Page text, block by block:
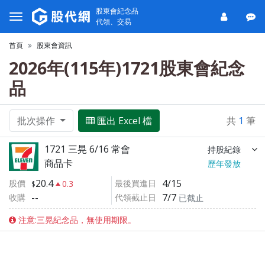
股東會紀念品
代領、交易
首頁 股東會資訊
2026年(115年)1721股東會紀念
品
批次操作 匯出 Excel 檔 共 1 筆
1721 三晃 6/16 常會 持股紀錄
商品卡
歷年發放
股價
20.4
0.3
收購 --
最後買進日 4/15
代領截止日 7/7 已截止
注意:三晃紀念品，無使用期限。